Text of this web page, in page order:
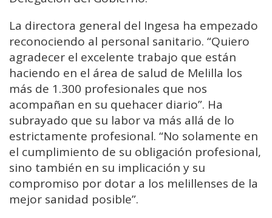
La directora general del Ingesa ha empezado
reconociendo al personal sanitario. “Quiero
agradecer el excelente trabajo que están
haciendo en el área de salud de Melilla los
más de 1.300 profesionales que nos
acompañan en su quehacer diario”. Ha
subrayado que su labor va más allá de lo
estrictamente profesional. “No solamente en
el cumplimiento de su obligación profesional,
sino también en su implicación y su
compromiso por dotar a los melillenses de la
mejor sanidad posible”.